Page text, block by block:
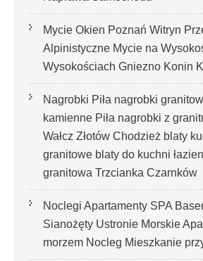
Mycie Okien Poznań Witryn
Alpinistyczne Mycie na
Wysokościach Gniezno Konin
Nagrobki Piła nagrobki
kamienne Piła nagrobki z
Wałcz Złotów Chodzież blaty
granitowe blaty do kuchni
granitowa Trzcianka Czarnków
Noclegi Apartamenty SPA
Sianożęty Ustronie Morskie
morzem Nocleg Mieszkanie